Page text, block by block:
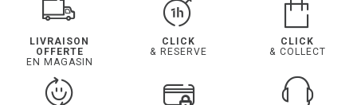
LIVRAISON
OFFERTE
EN MAGASIN
CLICK
& RESERVE
CLICK
& COLLECT